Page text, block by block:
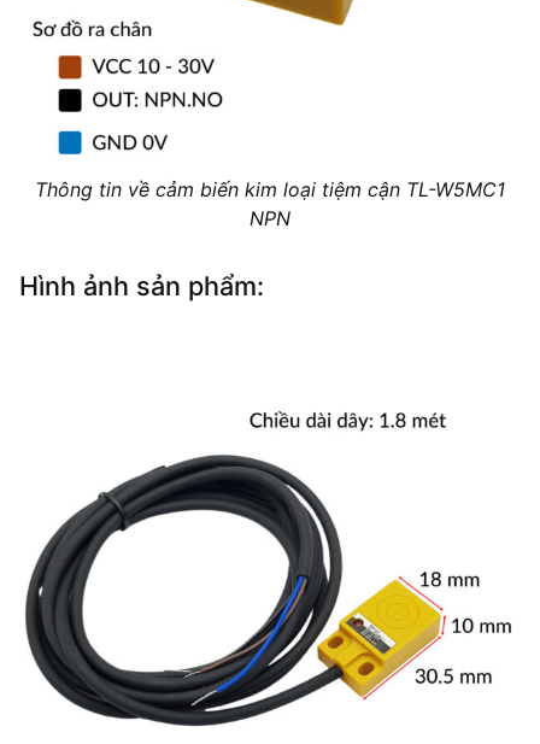
Thông tin về cảm biến kim loại tiệm cận TL-W5MC1
NPN
Hình ảnh sản phẩm: